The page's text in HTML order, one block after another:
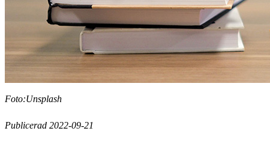
Foto:Unsplash
Publicerad 2022-09-21